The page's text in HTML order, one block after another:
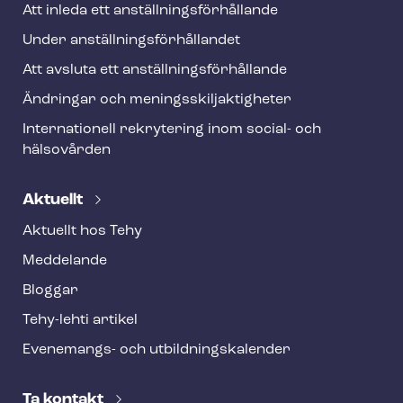
Att inleda ett an­ställ­nings­för­hål­lan­de
Under an­ställ­nings­för­hål­lan­det
Att avsluta ett an­ställ­nings­för­hål­lan­de
Ändringar och me­nings­skilj­ak­tig­he­ter
Internationell rekrytering inom social- och
hälsovården
Aktuellt
Aktuellt hos Tehy
Meddelande
Bloggar
Tehy-lehti artikel
Evenemangs- och ut­bild­nings­ka­len­der